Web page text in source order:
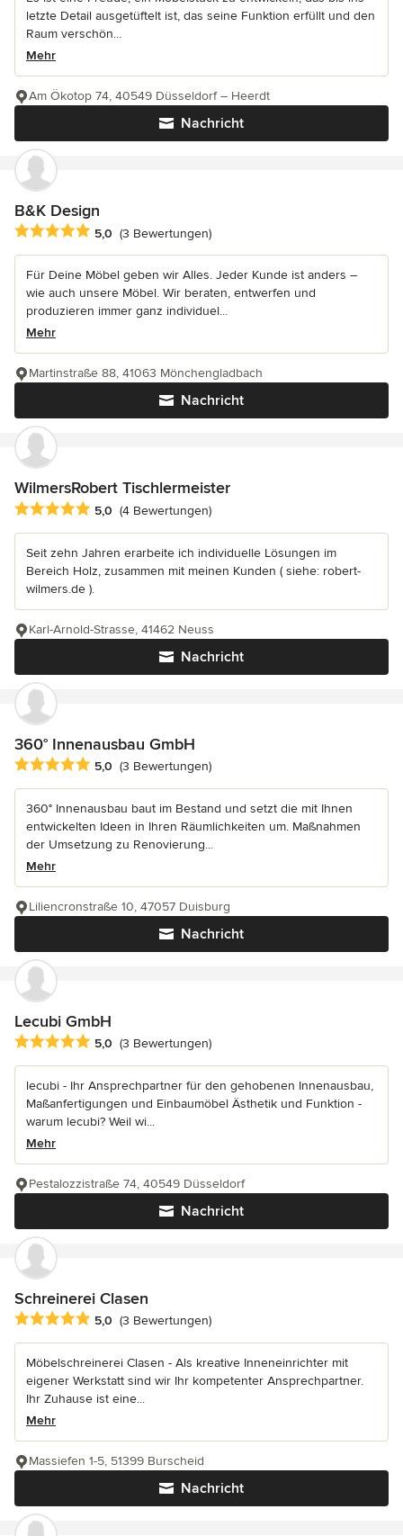
letzte Detail ausgetüftelt ist, das seine Funktion erfüllt und den
Raum verschön...
Mehr
Nachricht
Am Ökotop 74, 40549 Düsseldorf – Heerdt
B&K Design
Durchschnittliche Bewertung: 5 von 5 Sternen
5,0 (3 Bewertungen)
Für Deine Möbel geben wir Alles. Jeder Kunde ist anders –
wie auch unsere Möbel. Wir beraten, entwerfen und
produzieren immer ganz individuel...
Mehr
Nachricht
Martinstraße 88, 41063 Mönchengladbach
WilmersRobert Tischlermeister
Durchschnittliche Bewertung: 5 von 5 Sternen
5,0 (4 Bewertungen)
Seit zehn Jahren erarbeite ich individuelle Lösungen im
Bereich Holz, zusammen mit meinen Kunden ( siehe: robert-
wilmers.de ).
Nachricht
Karl-Arnold-Strasse, 41462 Neuss
360° Innenausbau GmbH
Durchschnittliche Bewertung: 5 von 5 Sternen
5,0 (3 Bewertungen)
360° Innenausbau baut im Bestand und setzt die mit Ihnen
entwickelten Ideen in Ihren Räumlichkeiten um. Maßnahmen
der Umsetzung zu Renovierung...
Mehr
Nachricht
Liliencronstraße 10, 47057 Duisburg
Lecubi GmbH
Durchschnittliche Bewertung: 5 von 5 Sternen
5,0 (3 Bewertungen)
lecubi - Ihr Ansprechpartner für den gehobenen Innenausbau,
Maßanfertigungen und Einbaumöbel Ästhetik und Funktion -
warum lecubi? Weil wi...
Mehr
Nachricht
Pestalozzistraße 74, 40549 Düsseldorf
Schreinerei Clasen
Durchschnittliche Bewertung: 5 von 5 Sternen
5,0 (3 Bewertungen)
Möbelschreinerei Clasen - Als kreative Inneneinrichter mit
eigener Werkstatt sind wir Ihr kompetenter Ansprechpartner.
Ihr Zuhause ist eine...
Mehr
Nachricht
Massiefen 1-5, 51399 Burscheid